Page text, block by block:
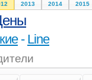
2013 2014 2015
- Line